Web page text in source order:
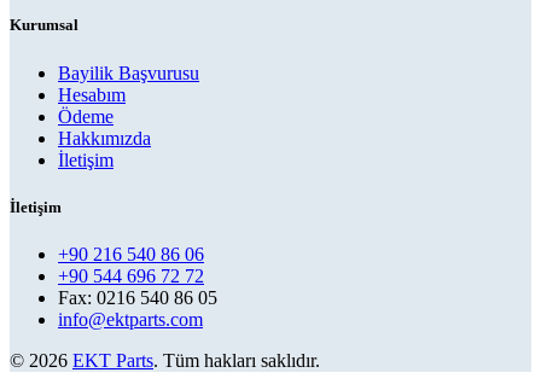
Kurumsal
Bayilik Başvurusu
Hesabım
Ödeme
Hakkımızda
İletişim
İletişim
+90 216 540 86 06
+90 544 696 72 72
Fax: 0216 540 86 05
info@ektparts.com
© 2026 EKT Parts. Tüm hakları saklıdır.